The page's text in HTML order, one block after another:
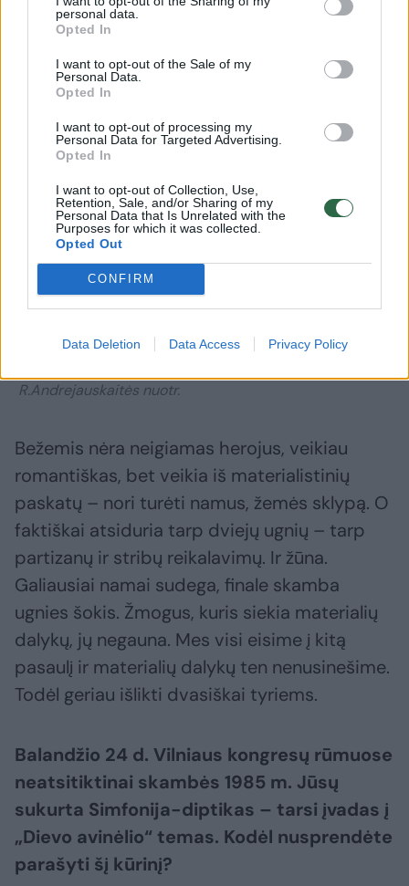
personal data.
Opted In
I want to opt-out of the Sale of my
Personal Data.
Opted In
I want to opt-out of processing my
Personal Data for Targeted Advertising.
Opted In
I want to opt-out of Collection, Use,
Retention, Sale, and/or Sharing of my
Personal Data that Is Unrelated with the
Purposes for which it was collected.
Opted Out
CONFIRM
Data Deletion Data Access Privacy Policy
Daugiau nuotraukų (5)
R.Andrejauskaitės nuotr.
Bežemis nėra neigiamas herojus, veikiau
romantiškas, bet veikia iš materialistinių
paskatų – nori turėti namus, žemės sklypą. O
faktiškai atsiduria tarp dviejų ugnių – tarp
partizanų ir stribų reikalavimų. Ir žūna.
Galiausiai namai sudega, finale skamba
ugnies šokis. Žmogus, kuris siekia materialių
dalykų, jų negauna. Mes visi eisime į kitą
pasaulį ir materialių dalykų ten nenusinešime.
Todėl geriau išlikti dvasiškai tyriems.
Balandžio 24 d. Vilniaus kongresų rūmuose
neatsitiktinai skambės 1985 m. Jūsų
sukurta Simfonija-diptikas – tarsi įvadas į
„Dievo avinėlio“ temas. Kodėl nusprendėte
parašyti šį kūrinį?